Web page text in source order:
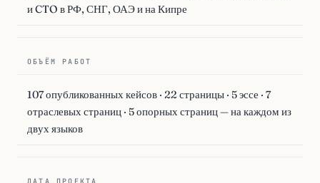
и CTO в РФ, СНГ, ОАЭ и на Кипре
ОБЪЁМ РАБОТ
107 опубликованных кейсов · 22 страницы · 5 эссе · 7
отраслевых страниц · 5 опорных страниц — на каждом из
двух языков